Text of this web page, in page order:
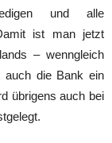
und alle
ist man jetzt
– wenngleich
auch die Bank ein
übrigens auch bei